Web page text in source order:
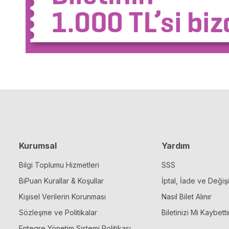
Kurumsal
Bilgi Toplumu Hizmetleri
BiPuan Kurallar & Koşullar
Kişisel Verilerin Korunması
Sözleşme ve Politikalar
Yardım
SSS
İptal, İade ve
Nasıl Bilet Alınır
Biletinizi Mi